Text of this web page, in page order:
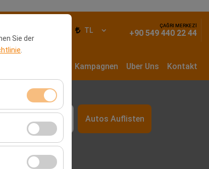
Sie der
zu messen
TL
ÇAĞRI MERKEZİ
+90 549 440 22 44
Kampagnen Uber Uns Kontakt
Autos Auflisten